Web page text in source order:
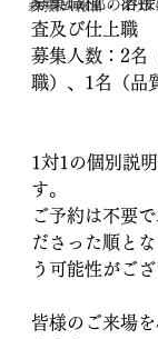
森薫広報部のお知
査及び仕上職
募集人数：2名
職）、1名（品
1対1の個別説
す。
ご予約は不要
ださった順と
う可能性がござ
皆様のご来場